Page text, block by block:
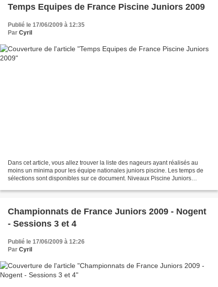
Temps Equipes de France Piscine Juniors 2009
Publié le 17/06/2009 à 12:35
Par Cyril
Dans cet article, vous allez trouver la liste des nageurs ayant réalisés au
moins un minima pour les équipe nationales juniors piscine. Les temps de
sélections sont disponibles sur ce document. Niveaux Piscine Juniors
Championnats de France Juniors 2009 - Nogent
- Sessions 3 et 4
Publié le 17/06/2009 à 12:26
Par Cyril